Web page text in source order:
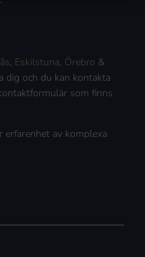
, Eskilstuna, Örebro &
dig och du kan kontakta
som finns
av komplexa